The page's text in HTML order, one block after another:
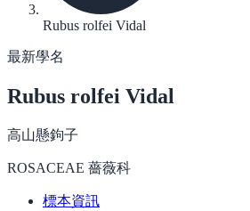
Rubus rolfei Vidal
最新學名
Rubus rolfei Vidal
高山懸鉤子
ROSACEAE 薔薇科
標本資訊